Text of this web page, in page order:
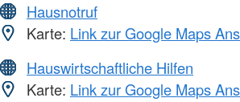
Hausnotruf
Karte: Link zur Google Maps
Hauswirtschaftliche Hilfen
Karte: Link zur Google Maps